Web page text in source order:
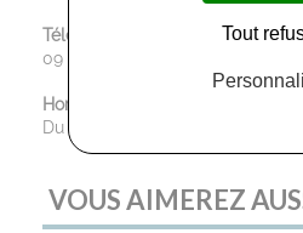
Téléphone :
09 85 24 98 55
Horaires d’ouverture :
Du mardi au samedi : 10h00 -
VOUS AIMEREZ
Tout